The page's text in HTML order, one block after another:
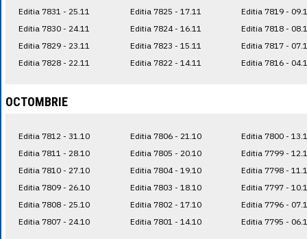
Editia 7831 - 25.11
Editia 7830 - 24.11
Editia 7829 - 23.11
Editia 7828 - 22.11
Editia 7825 - 17.11
Editia 7824 - 16.11
Editia 7823 - 15.11
Editia 7822 - 14.11
Editia 7819 -
Editia 7818 -
Editia 7817 -
Editia 7816 -
OCTOMBRIE
Editia 7812 - 31.10
Editia 7811 - 28.10
Editia 7810 - 27.10
Editia 7809 - 26.10
Editia 7808 - 25.10
Editia 7807 - 24.10
Editia 7806 - 21.10
Editia 7805 - 20.10
Editia 7804 - 19.10
Editia 7803 - 18.10
Editia 7802 - 17.10
Editia 7801 - 14.10
Editia 7800 -
Editia 7799 -
Editia 7798 -
Editia 7797 -
Editia 7796 -
Editia 7795 -